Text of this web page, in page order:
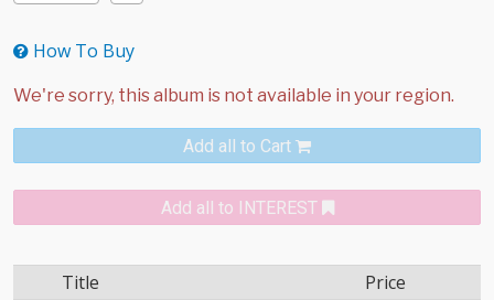
How To Buy
Add all to Cart
Add all to INTEREST
Title Price